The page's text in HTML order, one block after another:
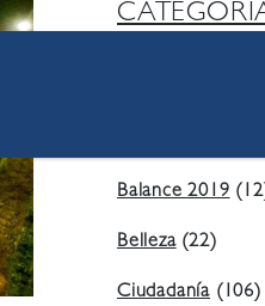
Balance 2019
Belleza(22)
Ciudadanía (106)